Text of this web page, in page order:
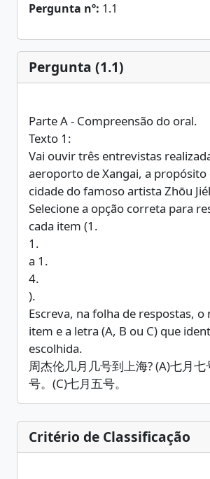
Pergunta nº: 1.1
Pergunta (1.1)
Parte A - Compreensão do oral.
Texto 1:
Vai ouvir três entrevistas
aeroporto de Xangai, a propósito
cidade do famoso artista Zhōu
Selecione a opção correta para
cada item (1.
1.
a 1.
4.
).
Escreva, na folha de respostas,
item e a letra (A, B ou C) que
escolhida.
周杰伦几月几号到上海? (A)七月
号。(C)七月五号。
Critério de Classificação